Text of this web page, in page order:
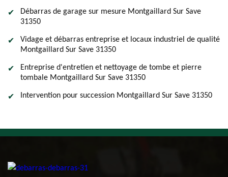
Débarras de garage sur mesure Montgaillard Sur Save
31350
Vidage et débarras entreprise et locaux industriel de qualité
Montgaillard Sur Save 31350
Entreprise d'entretien et nettoyage de tombe et pierre
tombale Montgaillard Sur Save 31350
Intervention pour succession Montgaillard Sur Save 31350